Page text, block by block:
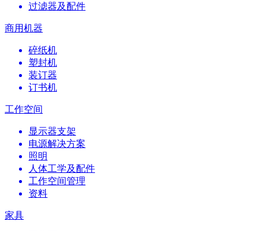
过滤器及配件
商用机器
碎纸机
塑封机
装订器
订书机
工作空间
显示器支架
电源解决方案
照明
人体工学及配件
工作空间管理
资料
家具